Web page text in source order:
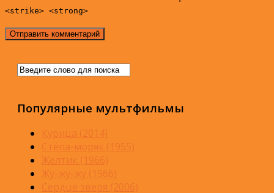
<strike> <strong>
Популярные мультфильмы
Курица (2014)
Стёпа-моряк (1955)
Желтик (1966)
Жу-жу-жу (1966)
Сердце зверя (2006)